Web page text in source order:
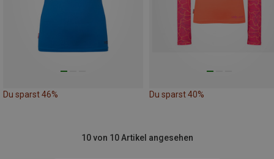
Du sparst 46% Du sparst 40%
10 von 10 Artikel angesehen